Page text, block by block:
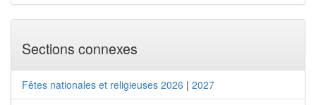
Sections connexes
Fêtes nationales et religieuses 2026 | 2027